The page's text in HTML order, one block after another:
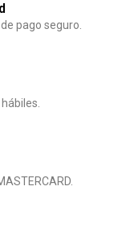
pago seguro.